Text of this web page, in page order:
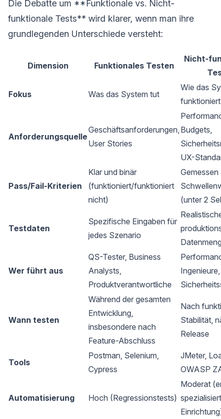
Die Debatte um **Funktionale vs. Nicht-
funktionale Tests** wird klarer, wenn man ihre
grundlegenden Unterschiede versteht:
Dimension Funktionales Testen
Nicht-
Fokus Was das System tut
Wie das
funktioniert
Anforderungsquelle
Geschäftsanforderungen,
User Stories
Budgets,
UX-
Pass/Fail-Kriterien
Klar und binär
(funktioniert/funktioniert
nicht)
Gemessen
(unter 2
Testdaten
Spezifische Eingaben für
jedes Szenario
Wer führt aus
QS-Tester, Business
Analysts,
Produktverantwortliche
Ingenieure,
Wann testen
Während der gesamten
Entwicklung,
insbesondere nach
Feature-Abschluss
Nach
Stabilität,
Release
Tools
Postman, Selenium,
Cypress
JMeter,
OWASP
Automatisierung Hoch (Regressionstests)
Moderat